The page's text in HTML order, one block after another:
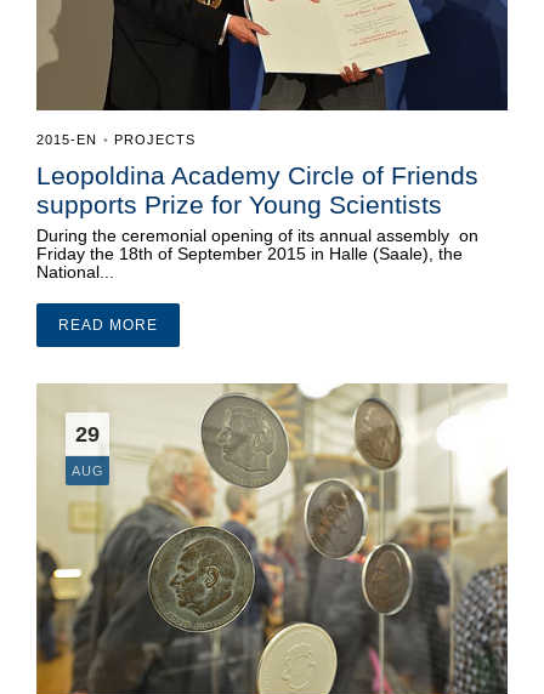
2015-EN • PROJECTS
Leopoldina Academy Circle of Friends
supports Prize for Young Scientists
During the ceremonial opening of its annual assembly on
Friday the 18th of September 2015 in Halle (Saale), the
National...
READ MORE
29
AUG